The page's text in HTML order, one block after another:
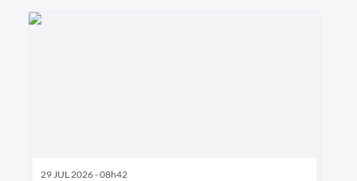
29 JUL 2026 - 08h42